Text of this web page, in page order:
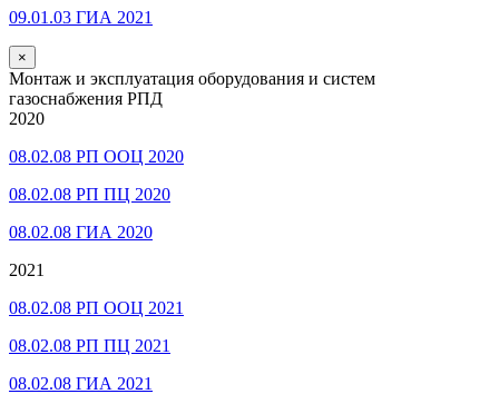
09.01.03 ГИА 2021
×
Монтаж и эксплуатация оборудования и систем
газоснабжения РПД
2020
08.02.08 РП ООЦ 2020
08.02.08 РП ПЦ 2020
08.02.08 ГИА 2020
2021
08.02.08 РП ООЦ 2021
08.02.08 РП ПЦ 2021
08.02.08 ГИА 2021